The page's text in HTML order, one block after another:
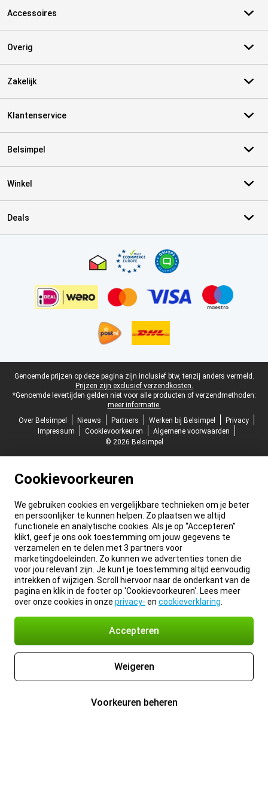
Accessoires
Overig
Zakelijk
Klantenservice
Belsimpel
Winkel
Deals
Juridische voettekst
Genoemde prijzen op deze pagina zijn inclusief btw, tenzij anders vermeld.
Prijzen zijn exclusief verzendkosten.
*Genoemde levertijden gelden niet voor alle producten of verzendmethoden:
meer informatie.
Over Belsimpel
Nieuws Partners Werken bij Belsimpel
Privacy
Impressum
Cookievoorkeuren
Algemene voorwaarden
© 2026 Belsimpel
Cookievoorkeuren
We gebruiken cookies en vergelijkbare technieken om je beter
en persoonlijker te kunnen helpen. Zo plaatsen we altijd
functionele en analytische cookies. Als je op “Accepteren”
klikt, geef je ons ook toestemming om jouw gegevens te
verzamelen en te delen met 3 partners voor
marketingdoeleinden. Zo kunnen we advertenties tonen die
voor jou relevant zijn. Je kunt je toestemming altijd eenvoudig
intrekken of wijzigen. Scroll hiervoor naar de onderkant van de
pagina en klik in de footer op 'Cookievoorkeuren'. Lees meer
over onze cookies in onze privacy- en cookieverklaring
Accepteren
Weigeren
Voorkeuren beheren